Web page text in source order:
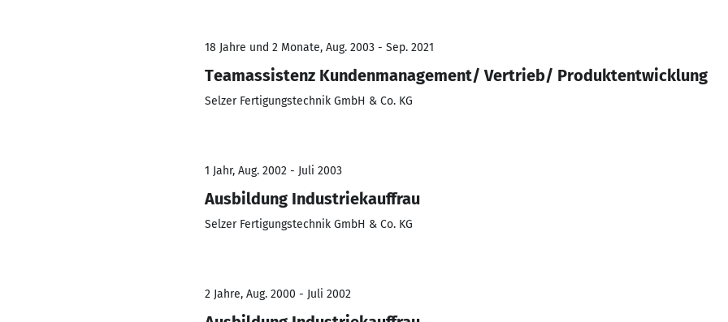
18 Jahre und 2 Monate, Aug. 2003 - Sep. 2021
Teamassistenz Kundenmanagement/ Vertrieb/ Produktentwicklung
Selzer Fertigungstechnik GmbH & Co. KG
1 Jahr, Aug. 2002 - Juli 2003
Ausbildung Industriekauffrau
Selzer Fertigungstechnik GmbH & Co. KG
2 Jahre, Aug. 2000 - Juli 2002